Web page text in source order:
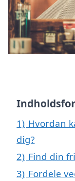
1) Hvordan
dig?
2) Find din
3) Fordele